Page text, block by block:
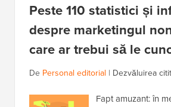
Peste 110 statistici și
despre marketingul
care ar trebui să le
De Personal editorial | Dezvăluirea
Fapt amuzant: în